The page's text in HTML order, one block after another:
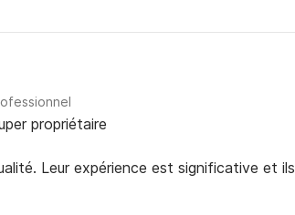
propriétaire
Leur expérience est significative et ils